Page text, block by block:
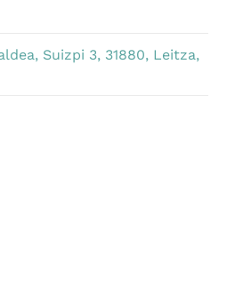
Suizpi 3, 31880, Leitza,